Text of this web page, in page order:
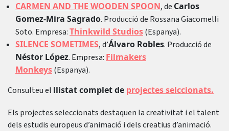
CARMEN AND THE WOODEN SPOON, de Carlos
Gomez-Mira Sagrado. Producció de Rossana Giacomelli
Soto. Empresa:Thinkwild Studios(Espanya).
SILENCE SOMETIMES, d’Álvaro Robles. Producció de
Néstor López. Empresa: Filmakers
Monkeys(Espanya).
Consulteu el llistat complet de projectes selccionats.
Els projectes seleccionats destaquen la creativitat i el talent
dels estudis europeus d’animació i dels creatius d’animació.